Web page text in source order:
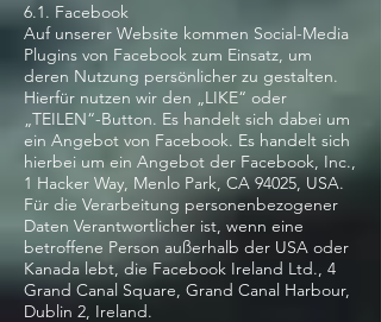
6.1. Facebook
Auf unserer Website kommen Social-Media
Plugins von Facebook zum Einsatz, um
deren Nutzung persönlicher zu gestalten.
Hierfür nutzen wir den „LIKE“ oder
„TEILEN“-Button. Es handelt sich dabei um
ein Angebot von Facebook. Es handelt sich
hierbei um ein Angebot der Facebook, Inc.,
1 Hacker Way, Menlo Park, CA 94025, USA.
Für die Verarbeitung personenbezogener
Daten Verantwortlicher ist, wenn eine
betroffene Person außerhalb der USA oder
Kanada lebt, die Facebook Ireland Ltd., 4
Grand Canal Square, Grand Canal Harbour,
Dublin 2, Ireland.